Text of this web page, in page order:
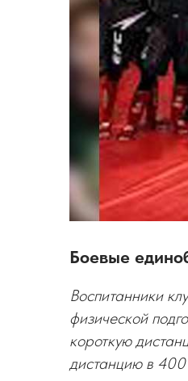
Боевые
Воспитанники
физической
короткую
дистанцию в 400